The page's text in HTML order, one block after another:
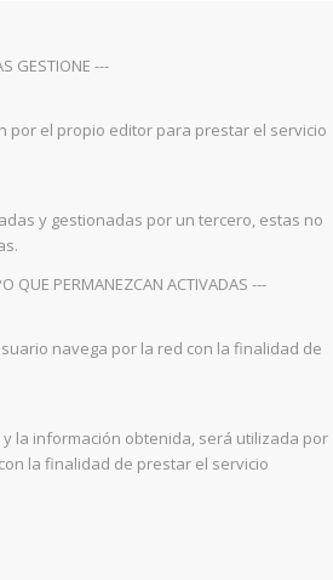
GESTIONE ---
por el propio editor para prestar el servicio
y gestionadas por un tercero, estas no
QUE PERMANEZCAN ACTIVADAS ---
navega por la red con la finalidad de
la información obtenida, será utilizada por
la finalidad de prestar el servicio